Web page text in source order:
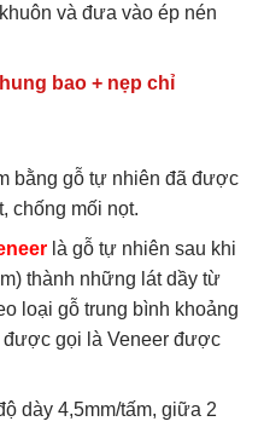
và đưa vào ép nén
bao + nẹp chỉ
bằng gỗ tự nhiên đã được
chống mối nọt.
là gỗ tự nhiên sau khi
thành những lát dầy từ
loại gỗ trung bình khoảng
gọi là Veneer được
dày 4,5mm/tấm, giữa 2